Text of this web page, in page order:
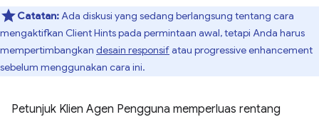
Catatan:Ada diskusi yang sedang berlangsung tentang cara
mengaktifkan Client Hints pada permintaan awal, tetapi Anda harus
mempertimbangkan desain responsifatau progressive enhancement
sebelum menggunakan cara ini.
Petunjuk Klien Agen Pengguna memperluas rentang